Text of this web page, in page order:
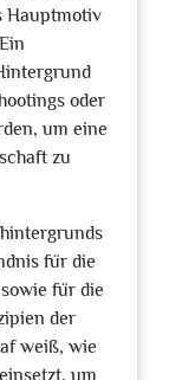
Hauptmotiv
oder
um eine
zu
für die
für die
der
weiß, wie
um